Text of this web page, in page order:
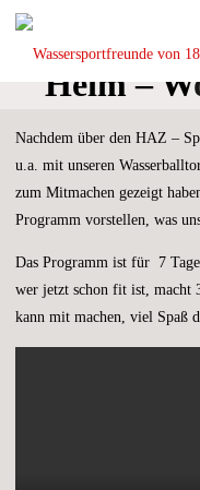
Zum
Heim –
mit
Nachdem über den HAZ –
u.a. mit unseren
zum Mitmachen gezeigt
Programm vorstellen, was
Das Programm ist für 7
wer jetzt schon fit ist, macht
kann mit machen, viel Spaß